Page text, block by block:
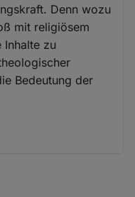
Denn wozu
mit religiösem
Inhalte zu
Bedeutung der